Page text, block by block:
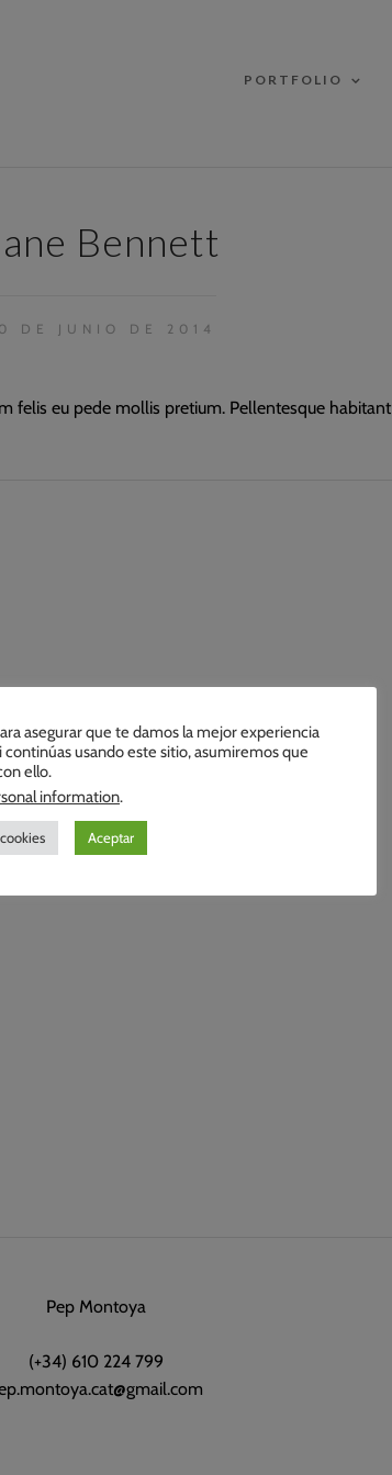
PORTFOLIO
Bennett
DE JUNIO DE 2014
felis eu pede mollis pretium. Pellentesque habitant
Pep Montoya
(+34) 610 224 799
asegurar que te damos la mejor experiencia
usando este sitio, asumiremos que
ello.
information.
Aceptar